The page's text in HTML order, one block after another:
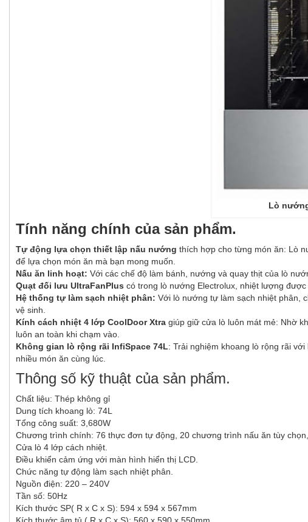
Lò nướng
Tính năng chính của sản phẩm.
Tự động lựa chọn thiết lập nấu nướng thích hợp cho từng món ăn: Lò
để lựa chọn món ăn mà bạn mong muốn.
Nấu ăn linh hoạt: Với các chế độ làm bánh, nướng và quay thịt của lò
Quạt đối lưu UltraFanPlus có trong lò nướng Electrolux, nhiệt lượng
Hệ thống tự làm sạch nhiệt phân: Với lò nướng tự làm sạch nhiệt phân,
vệ sinh.
Kính cách nhiệt 4 lớp CoolDoor Xtra giúp giữ cửa lò luôn mát mẻ: Nhờ
luôn an toàn khi chạm vào.
Không gian lò rộng rãi InfiSpace 74L: Trải nghiệm khoang lò rộng rãi
nhiều món ăn cùng lúc.
Thông số kỹ thuật của sản phẩm.
Chất liệu: Thép không gỉ
Dung tích khoang lò: 74L
Tổng công suất: 3,680W
Chương trình chính: 76 thực đơn tự động, 20 chương trình nấu ăn tùy
Cửa lò 4 lớp cách nhiệt.
Điều khiển cảm ứng với màn hình hiển thị LCD.
Chức năng tự động làm sạch nhiệt phân.
Nguồn điện: 220 – 240V
Tần số: 50Hz
Kích thước SP( R x C x S): 594 x 594 x 567mm